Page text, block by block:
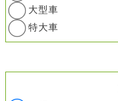
大型車
特大車